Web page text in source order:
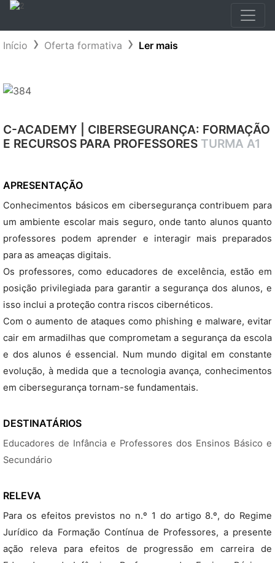
Início Oferta formativa Ler mais
C-ACADEMY | CIBERSEGURANÇA: FORMAÇÃO
E RECURSOS PARA PROFESSORES TURMA A1
APRESENTAÇÃO
Conhecimentos básicos em cibersegurança contribuem para
um ambiente escolar mais seguro, onde tanto alunos quanto
professores podem aprender e interagir mais preparados
para as ameaças digitais.
Os professores, como educadores de excelência, estão em
posição privilegiada para garantir a segurança dos alunos, e
isso inclui a proteção contra riscos cibernéticos.
Com o aumento de ataques como phishing e malware, evitar
cair em armadilhas que comprometam a segurança da escola
e dos alunos é essencial. Num mundo digital em constante
evolução, à medida que a tecnologia avança, conhecimentos
em cibersegurança tornam-se fundamentais.
DESTINATÁRIOS
Educadores de Infância e Professores dos Ensinos Básico e
Secundário
RELEVA
Para os efeitos previstos no n.º 1 do artigo 8.º, do Regime
Jurídico da Formação Contínua de Professores, a presente
ação releva para efeitos de progressão em carreira de